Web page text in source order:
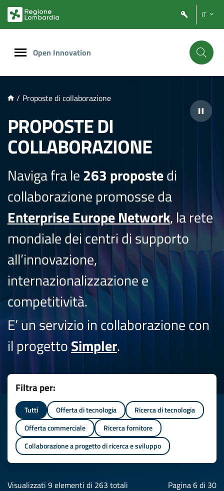
PRINCIPALE
IT
Open Innovation
/ Proposte di collaborazione
PROPOSTE DI
COLLABORAZIONE
Naviga fra le263 propostedi
collaborazione promosse da
Enterprise Europe Network, la rete
mondiale dei centri di supporto
all’innovazione,
internazionalizzazione e
competitività.
E’ un servizio in collaborazione con
il progettoSimpler.
Filtra per:
Tutti Offerta di tecnologia
Ricerca di tecnologia
Offerta commerciale
Ricerca fornitore
Collaborazione a progetto di ricerca e sviluppo
Visualizzati 9 elementi di 263 totali Pagina 6 di 30